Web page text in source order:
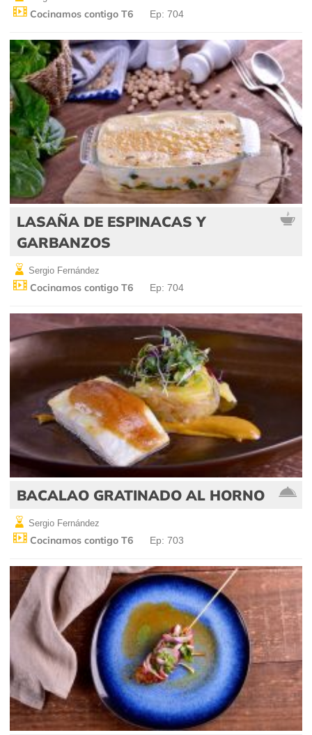
Cocinamos contigo T6 Ep: 704
LASAÑA DE ESPINACAS Y
GARBANZOS
Sergio Fernández
Cocinamos contigo T6 Ep: 704
BACALAO GRATINADO AL HORNO
Sergio Fernández
Cocinamos contigo T6 Ep: 703